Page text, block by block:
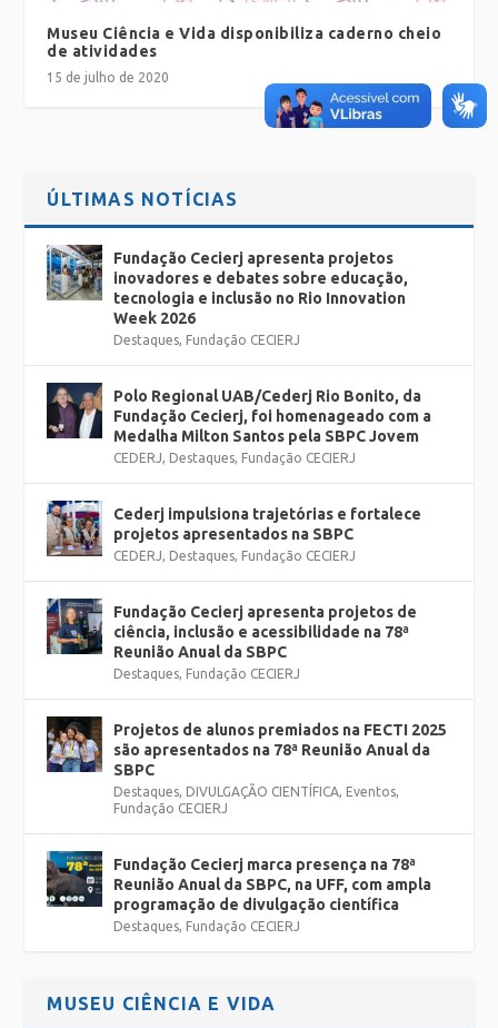
Museu Ciência e Vida disponibiliza caderno cheio
de atividades
15 de julho de 2020
ÚLTIMAS NOTÍCIAS
Fundação Cecierj apresenta projetos
inovadores e debates sobre educação,
tecnologia e inclusão no Rio Innovation
Week 2026
Destaques, Fundação CECIERJ
Polo Regional UAB/Cederj Rio Bonito, da
Fundação Cecierj, foi homenageado com a
Medalha Milton Santos pela SBPC Jovem
CEDERJ, Destaques, Fundação CECIERJ
Cederj impulsiona trajetórias e fortalece
projetos apresentados na SBPC
CEDERJ, Destaques, Fundação CECIERJ
Fundação Cecierj apresenta projetos de
ciência, inclusão e acessibilidade na 78ª
Reunião Anual da SBPC
Destaques, Fundação CECIERJ
Projetos de alunos premiados na FECTI 2025
são apresentados na 78ª Reunião Anual da
SBPC
Destaques, DIVULGAÇÃO CIENTÍFICA, Eventos,
Fundação CECIERJ
Fundação Cecierj marca presença na 78ª
Reunião Anual da SBPC, na UFF, com ampla
programação de divulgação científica
Destaques, Fundação CECIERJ
MUSEU CIÊNCIA E VIDA